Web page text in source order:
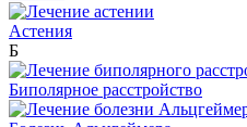
Астения
Б
Биполярное расстройство